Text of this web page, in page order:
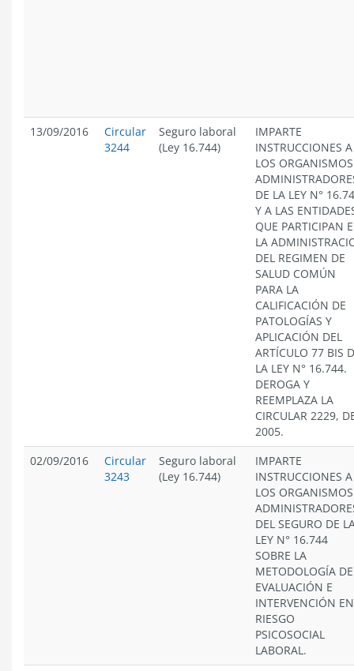
13/09/2016
Circular
3244
Seguro laboral
(Ley 16.744)
IMPARTE
INSTRUCCIONES A
LOS ORGANISMOS
DE LA LEY N°
Y A LAS
QUE PARTICIPAN
LA
DEL REGIMEN DE
SALUD COMÚN
PARA LA
CALIFICACIÓN DE
PATOLOGÍAS Y
APLICACIÓN DEL
ARTÍCULO 77 BIS
LA LEY N° 16.744.
DEROGA Y
REEMPLAZA LA
CIRCULAR 2229,
2005.
02/09/2016
Circular
3243
Seguro laboral
(Ley 16.744)
IMPARTE
INSTRUCCIONES A
LOS ORGANISMOS
DEL SEGURO DE
LEY N° 16.744
SOBRE LA
METODOLOGÍA DE
EVALUACIÓN E
INTERVENCIÓN EN
RIESGO
PSICOSOCIAL
LABORAL.